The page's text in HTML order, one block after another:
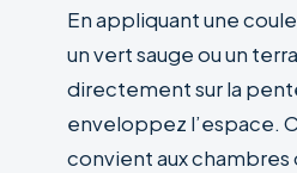
En appliquant une
un vert sauge ou un
directement sur la
enveloppez l’espace.
convient aux chambres